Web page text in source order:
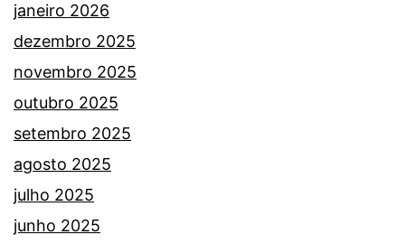
janeiro 2026
dezembro 2025
novembro 2025
outubro 2025
setembro 2025
agosto 2025
julho 2025
junho 2025